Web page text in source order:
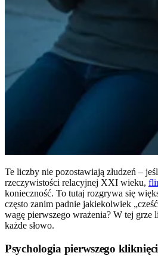
Te liczby nie pozostawiają złudzeń –
rzeczywistości relacyjnej XXI wieku,
konieczność. To tutaj rozgrywa się
często zanim padnie jakiekolwiek
wagę pierwszego wrażenia? W tej grze
każde słowo.
Psychologia pierwszego